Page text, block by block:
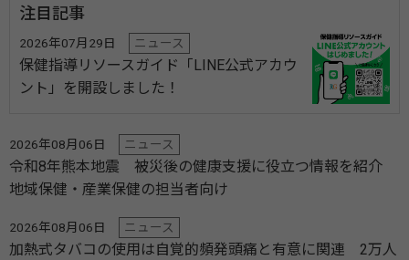
注目記事
2026年07月29日 ニュース
保健指導リソースガイド「LINE公式アカウ
ント」を開設しました！
2026年08月06日 ニュース
令和8年熊本地震 被災後の健康支援に役立つ情報を紹介
地域保健・産業保健の担当者向け
2026年08月06日 ニュース
加熱式タバコの使用は自覚的頻発頭痛と有意に関連 2万人